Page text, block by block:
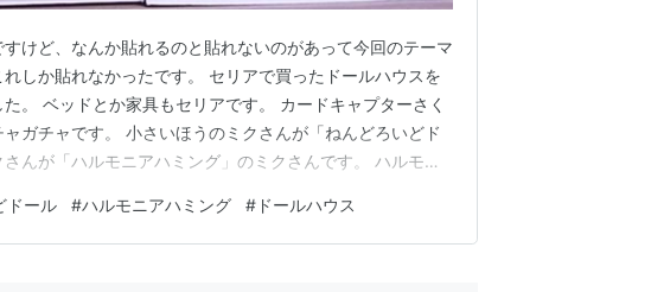
けど、なんか貼れるのと貼れないのがあって今回のテーマ
しか貼れなかったです。 セリアで買ったドールハウスを
。 ベッドとか家具もセリアです。 カードキャプターさく
ガチャです。 小さいほうのミクさんが「ねんどろいどド
んが「ハルモニアハミング」のミクさんです。 ハルモニ
ルのほうはダイソーのゆなちゃんの服がちょうど良いで
ので新しい服があったらす…
ドール #ハルモニアハミング # ドールハウス